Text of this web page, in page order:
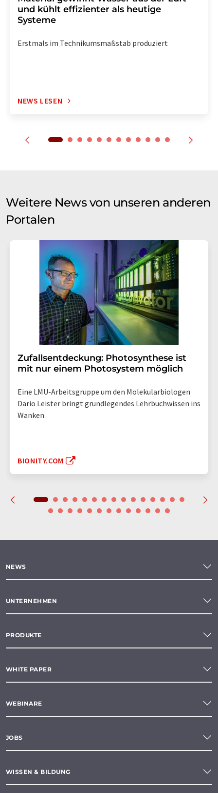
und kühlt effizienter als heutige
Systeme
Erstmals im Technikumsmaßstab produziert
NEWS LESEN
Weitere News von unseren anderen
Portalen
Zufallsentdeckung: Photosynthese ist
mit nur einem Photosystem möglich
Eine LMU-Arbeitsgruppe um den Molekularbiologen
Dario Leister bringt grundlegendes Lehrbuchwissen ins
Wanken
BIONITY.COM
NEWS
UNTERNEHMEN
PRODUKTE
WHITE PAPER
WEBINARE
JOBS
WISSEN & BILDUNG